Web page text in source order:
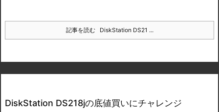
記事を読む DiskStation DS21 ...
DiskStation DS218jの底値買いにチャレンジ